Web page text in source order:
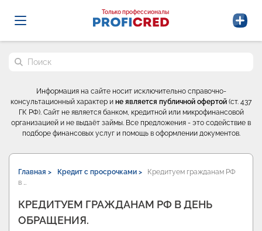
Probrokery - Только профессионалы
Только профессионалы
Поиск по сайту
Информация на сайте носит исключительно справочно-
консультационный характер и не является публичной офертой (ст. 437
ГК РФ). Сайт не является банком, кредитной или микрофинансовой
организацией и не выдаёт займы. Все предложения - это содействие в
подборе финансовых услуг и помощь в оформлении документов.
Главная > Кредит с просрочками >
Кредитуем гражданам РФ
в …
КРЕДИТУЕМ ГРАЖДАНАМ РФ В ДЕНЬ
ОБРАЩЕНИЯ.